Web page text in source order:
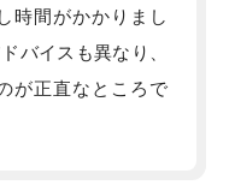
時間がかかりまし
バイスも異なり、
が正直なところで